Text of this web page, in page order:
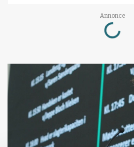
Annonce
Loading...